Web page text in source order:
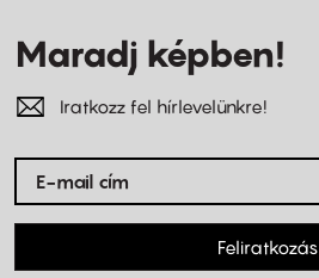
Maradj képben!
Iratkozz fel hírlevelünkre!
Feliratkozás